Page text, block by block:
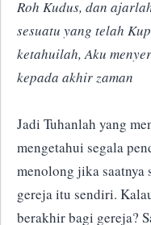
Roh Kudus, dan
sesuatu yang telah
ketahuilah, Aku
kepada akhir zaman
Jadi Tuhanlah yang
mengetahui segala
menolong jika saatnya
gereja itu sendiri.
berakhir bagi gereja?